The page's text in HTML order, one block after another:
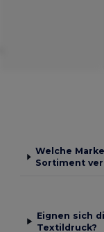
Welche
Sortiment
Eignen sich
Textildruck?